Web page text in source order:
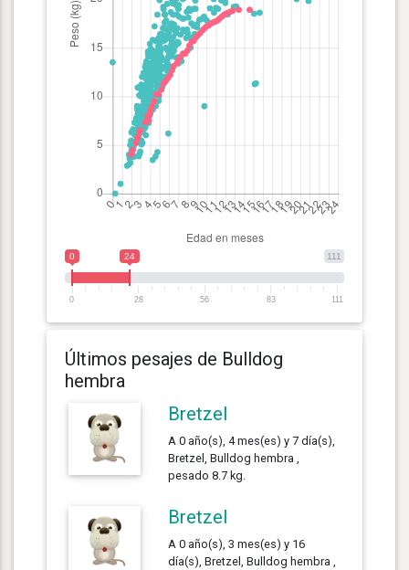
111
0 24
0 28 56 83 111
Últimos pesajes de Bulldog
hembra
Bretzel
A 0 año(s), 4 mes(es) y 7 día(s),
Bretzel, Bulldog hembra ,
pesado 8.7 kg.
Bretzel
A 0 año(s), 3 mes(es) y 16
día(s), Bretzel, Bulldog hembra ,